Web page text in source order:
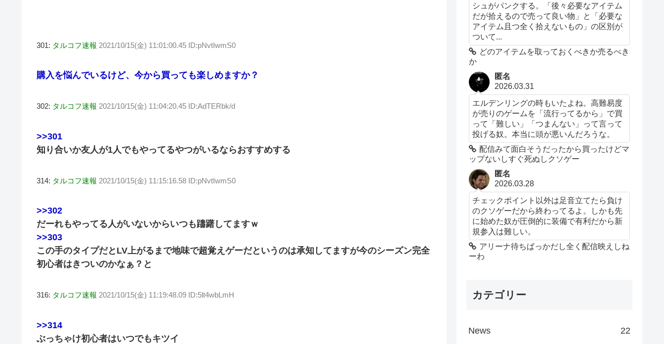
301: タルコフ速報 2021/10/15(金) 11:01:00.45 ID:pNvtIwmS0
購入を悩んでいるけど、今から買っても楽しめますか？
302: タルコフ速報 2021/10/15(金) 11:04:20.45 ID:AdTERbk/d
>>301
知り合いか友人が1人でもやってるやつがいるならおすすめする
314: タルコフ速報 2021/10/15(金) 11:15:16.58 ID:pNvtIwmS0
>>302
だーれもやってる人がいないからいつも躊躇してますｗ
>>303
この手のタイプだとLV上がるまで地味で超覚えゲーだというのは承知してますが今のシーズン完全
初心者はきついのかなぁ？と
316: タルコフ速報 2021/10/15(金) 11:19:48.09 ID:5lt4wbLmH
>>314
ぶっちゃけ初心者はいつでもキツイ
シュがパンクする。「後々必要なアイテム
だが拾えるので売って良い物」と「必要な
アイテム且つ全く拾えないもの」の区別が
ついて...
どのアイテムを取っておくべきか売るべき
か
匿名
2026.03.31
エルデンリングの時もいたよね。高難易度
が売りのゲームを「流行ってるから」で買
って「難しい」「つまんない」って言って
投げる奴。本当に頭が悪いんだろうな。
配信みて面白そうだったから買ったけどマ
ップないしすぐ死ぬしクソゲー
匿名
2026.03.28
チェックポイント以外は足音立てたら負け
のクソゲーだから終わってるよ。しかも先
に始めた奴が圧倒的に装備で有利だから新
規参入は難しい。
アリーナ待ちばっかだし全く配信映えしね
ーわ
カテゴリー
News 22